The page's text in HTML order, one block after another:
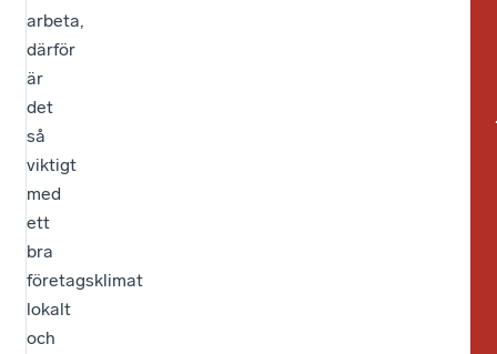
arbeta,
därför
är
det
så
viktigt
med
ett
bra
företagsklimat
lokalt
och